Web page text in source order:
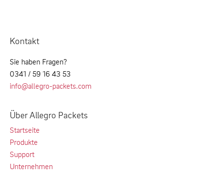
Kontakt
Sie haben Fragen?
0341 / 59 16 43 53
info@allegro-packets.com
Über Allegro Packets
Startseite
Produkte
Support
Unternehmen